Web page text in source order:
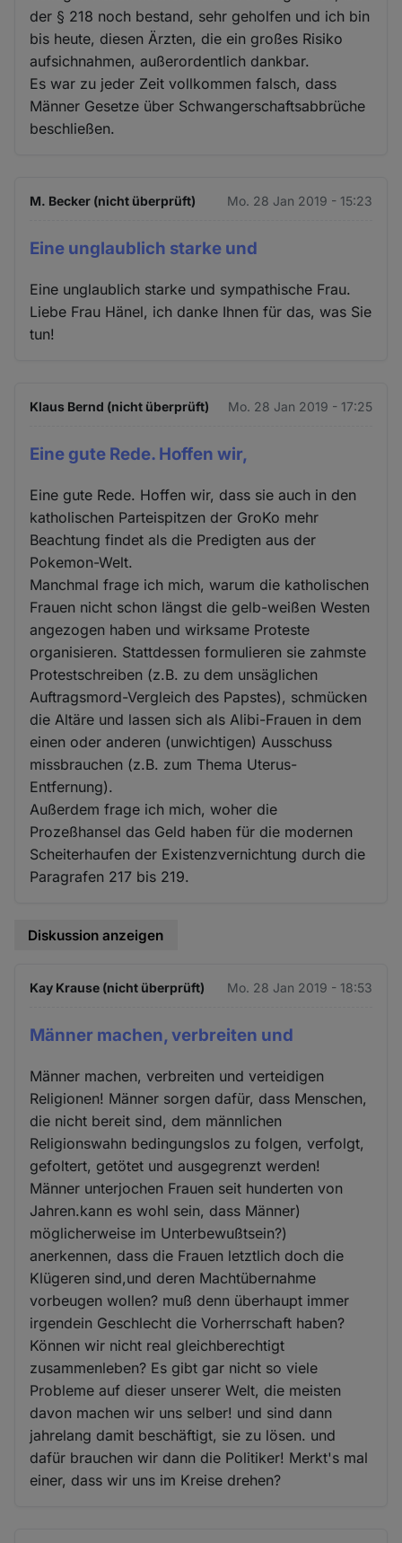
der § 218 noch bestand, sehr geholfen und ich bin
bis heute, diesen Ärzten, die ein großes Risiko
aufsichnahmen, außerordentlich dankbar.
Es war zu jeder Zeit vollkommen falsch, dass
Männer Gesetze über Schwangerschaftsabbrüche
beschließen.
M. Becker (nicht überprüft) Mo. 28 Jan 2019 - 15:23
Eine unglaublich starke und
Eine unglaublich starke und sympathische Frau.
Liebe Frau Hänel, ich danke Ihnen für das, was Sie
tun!
Klaus Bernd (nicht überprüft) Mo. 28 Jan 2019 - 17:25
Eine gute Rede. Hoffen wir,
Eine gute Rede. Hoffen wir, dass sie auch in den
katholischen Parteispitzen der GroKo mehr
Beachtung findet als die Predigten aus der
Pokemon-Welt.
Manchmal frage ich mich, warum die katholischen
Frauen nicht schon längst die gelb-weißen Westen
angezogen haben und wirksame Proteste
organisieren. Stattdessen formulieren sie zahmste
Protestschreiben (z.B. zu dem unsäglichen
Auftragsmord-Vergleich des Papstes), schmücken
die Altäre und lassen sich als Alibi-Frauen in dem
einen oder anderen (unwichtigen) Ausschuss
missbrauchen (z.B. zum Thema Uterus-
Entfernung).
Außerdem frage ich mich, woher die
Prozeßhansel das Geld haben für die modernen
Scheiterhaufen der Existenzvernichtung durch die
Paragrafen 217 bis 219.
Diskussion anzeigen
Kay Krause (nicht überprüft) Mo. 28 Jan 2019 - 18:53
Männer machen, verbreiten und
Männer machen, verbreiten und verteidigen
Religionen! Männer sorgen dafür, dass Menschen,
die nicht bereit sind, dem männlichen
Religionswahn bedingungslos zu folgen, verfolgt,
gefoltert, getötet und ausgegrenzt werden!
Männer unterjochen Frauen seit hunderten von
Jahren.kann es wohl sein, dass Männer)
möglicherweise im Unterbewußtsein?)
anerkennen, dass die Frauen letztlich doch die
Klügeren sind,und deren Machtübernahme
vorbeugen wollen? muß denn überhaupt immer
irgendein Geschlecht die Vorherrschaft haben?
Können wir nicht real gleichberechtigt
zusammenleben? Es gibt gar nicht so viele
Probleme auf dieser unserer Welt, die meisten
davon machen wir uns selber! und sind dann
jahrelang damit beschäftigt, sie zu lösen. und
dafür brauchen wir dann die Politiker! Merkt's mal
einer, dass wir uns im Kreise drehen?